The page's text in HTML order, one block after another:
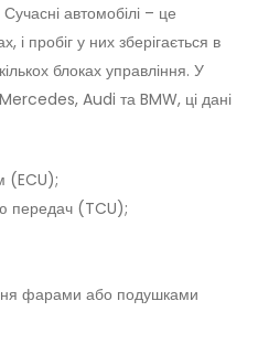
автомобілі – це
і пробіг у них зберігається в
блоках управління. У
Audi та BMW, ці дані
(ECU);
передач (TCU);
фарами або подушками